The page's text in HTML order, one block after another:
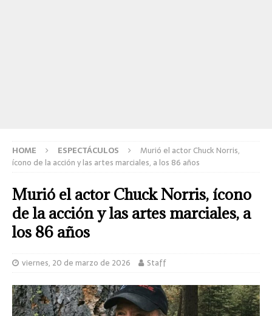
HOME ESPECTÁCULOS
Murió el actor Chuck Norris,
ícono de la acción y las artes marciales, a los 86 años
Murió el actor Chuck Norris, ícono
de la acción y las artes marciales, a
los 86 años
viernes, 20 de marzo de 2026 Staff